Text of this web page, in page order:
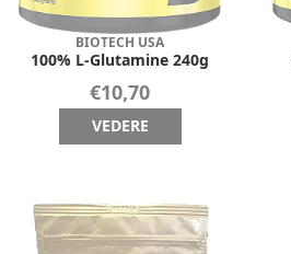
BIOTECH USA
100% L-Glutamine 240g
€10,70
VEDERE